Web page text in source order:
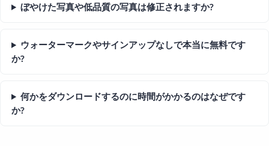
ぼやけた写真や低品質の写真は修正されますか?
ウォーターマークやサインアップなしで本当に無料です
か?
何かをダウンロードするのに時間がかかるのはなぜです
か?